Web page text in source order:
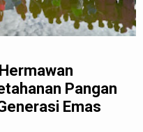
Pangan
Emas